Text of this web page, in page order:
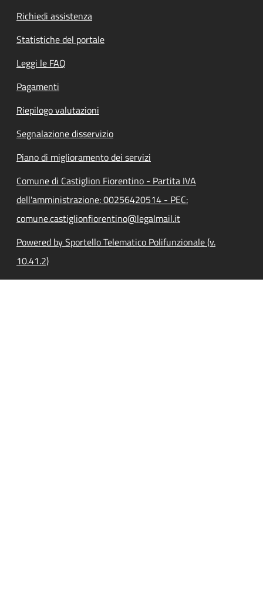
Richiedi assistenza
Statistiche del portale
Leggi le FAQ
Pagamenti
Riepilogo valutazioni
Segnalazione disservizio
Piano di miglioramento dei servizi
Comune di Castiglion Fiorentino - Partita IVA
dell'amministrazione: 00256420514 - PEC:
comune.castiglionfiorentino@legalmail.it
Powered by Sportello Telematico Polifunzionale (v.
10.41.2)